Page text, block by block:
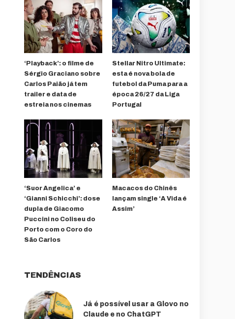
‘Playback’: o filme de
Sérgio Graciano sobre
Carlos Paião já tem
trailer e data de
estreia nos cinemas
Stellar Nitro Ultimate:
esta é nova bola de
futebol da Puma para a
época 26/27 da Liga
Portugal
‘Suor Angelica’ e
‘Gianni Schicchi’: dose
dupla de Giacomo
Puccini no Coliseu do
Porto com o Coro do
São Carlos
Macacos do Chinês
lançam single ‘A Vida é
Assim’
TENDÊNCIAS
Já é possível usar a Glovo no
Claude e no ChatGPT